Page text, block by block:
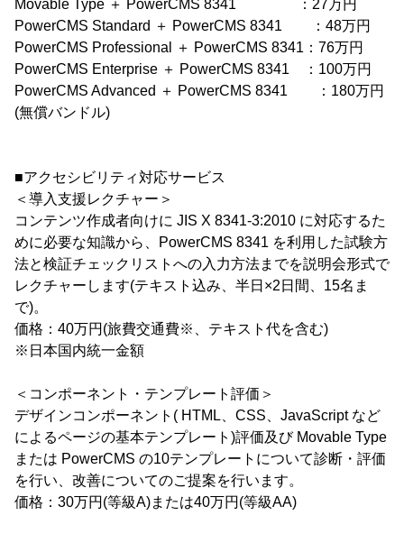
Movable Type ＋ PowerCMS 8341 ：27万円
PowerCMS Standard ＋ PowerCMS 8341 ：48万円
PowerCMS Professional ＋ PowerCMS 8341：76万円
PowerCMS Enterprise ＋ PowerCMS 8341 ：100万円
PowerCMS Advanced ＋ PowerCMS 8341 ：180万円
(無償バンドル)
■アクセシビリティ対応サービス
＜導入支援レクチャー＞
コンテンツ作成者向けに JIS X 8341-3:2010 に対応するた
めに必要な知識から、PowerCMS 8341 を利用した試験方
法と検証チェックリストへの入力方法までを説明会形式で
レクチャーします(テキスト込み、半日×2日間、15名ま
で)。
価格：40万円(旅費交通費※、テキスト代を含む)
※日本国内統一金額
＜コンポーネント・テンプレート評価＞
デザインコンポーネント( HTML、CSS、JavaScript など
によるページの基本テンプレート)評価及び Movable Type
または PowerCMS の10テンプレートについて診断・評価
を行い、改善についてのご提案を行います。
価格：30万円(等級A)または40万円(等級AA)